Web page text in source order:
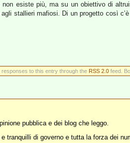
esiste più, ma su un obiettivo di
stallieri mafiosi. Di un progetto così
responses to this entry through the RSS 2.0feed.
pubblica e dei blog che leggo.
di governo e tutta la forza dei